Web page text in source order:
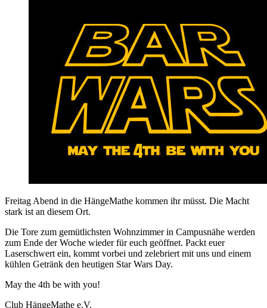
Freitag Abend in die HängeMathe kommen ihr müsst. Die Macht
stark ist an diesem Ort.
Die Tore zum gemütlichsten Wohnzimmer in Campusnähe werden
zum Ende der Woche wieder für euch geöffnet. Packt euer
Laserschwert ein, kommt vorbei und zelebriert mit uns und einem
kühlen Getränk den heutigen Star Wars Day.
May the 4th be with you!
Club HängeMathe e.V.